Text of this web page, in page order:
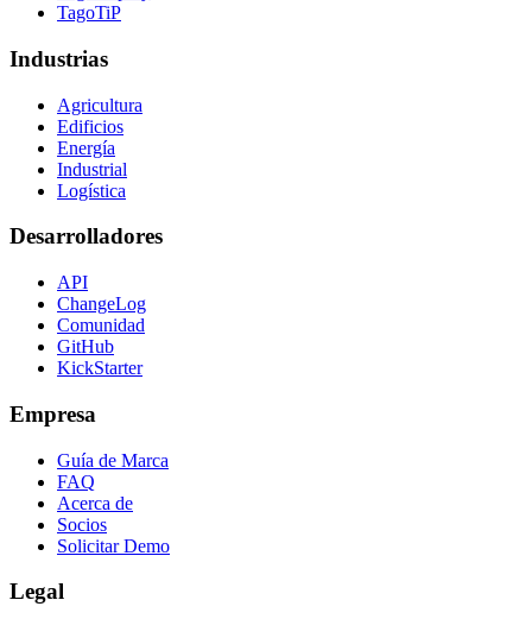
TagoTiP
Industrias
Agricultura
Edificios
Energía
Industrial
Logística
Desarrolladores
API
ChangeLog
Comunidad
GitHub
KickStarter
Empresa
Guía de Marca
FAQ
Acerca de
Socios
Solicitar Demo
Legal